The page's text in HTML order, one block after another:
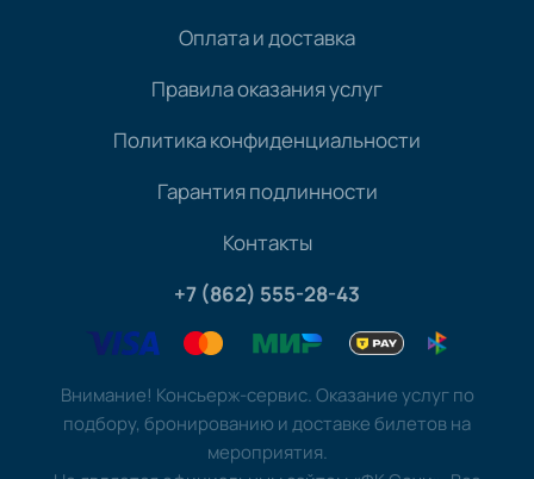
Оплата и доставка
Правила оказания услуг
Политика конфиденциальности
Гарантия подлинности
Контакты
+7 (862) 555-28-43
Внимание! Консьерж-сервис. Оказание услуг по
подбору, бронированию и доставке билетов на
мероприятия.